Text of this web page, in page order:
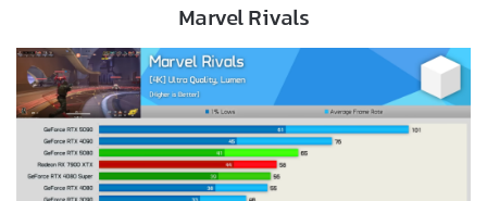
Marvel Rivals